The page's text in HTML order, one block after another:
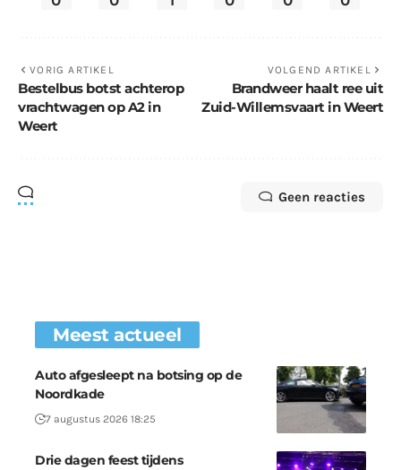
VORIG ARTIKEL
Bestelbus botst achterop
vrachtwagen op A2 in
Weert
VOLGEND ARTIKEL
Brandweer haalt ree uit
Zuid-Willemsvaart in Weert
Geen reacties
Meest actueel
Auto afgesleept na botsing op de
Noordkade
7 augustus 2026 18:25
Drie dagen feest tijdens